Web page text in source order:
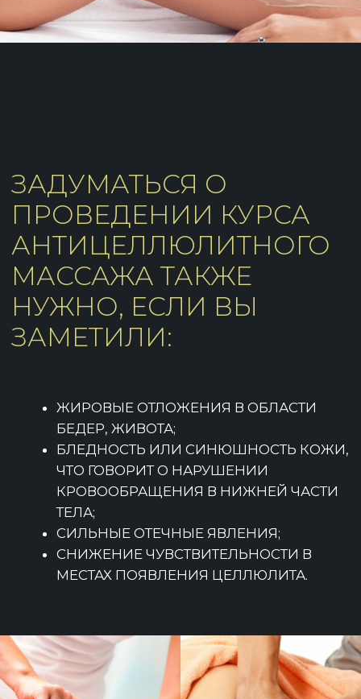
НАШИ SPA-
И РАССЛАБЛЕНИЯ
Опыт работы более 14 лет
Евгения Валерьевна
Бондаренко
Кристина
→